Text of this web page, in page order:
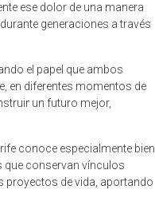
ese dolor de una manera
generaciones a través
el papel que ambos
en diferentes momentos de
un futuro mejor,
conoce especialmente bien
que conservan vínculos
proyectos de vida, aportando